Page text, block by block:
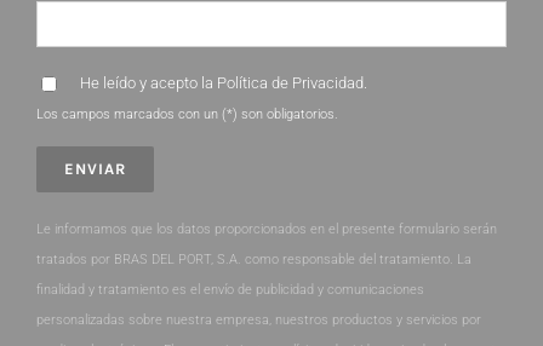
He leído y acepto la Política de Privacidad.
Los campos marcados con un (*) son obligatorios.
Le informamos que los datos proporcionados en el presente formulario serán
tratados por BRAS DEL PORT, S.A. como responsable del tratamiento. La
finalidad y tratamiento es el envío de publicidad y comunicaciones
personalizadas sobre nuestra empresa, nuestros productos y servicios por